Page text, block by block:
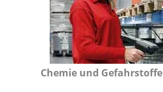
Chemie und Gefahrstoffe